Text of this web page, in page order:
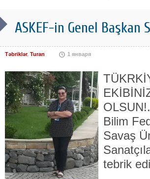
ASKEF-in Genel Başkan
Təbriklər, Turan 1 января
Bilim
Savaş
tebrik